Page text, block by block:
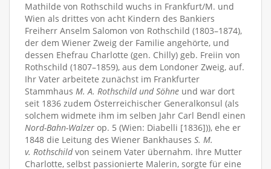
Mathilde von Rothschild wuchs in Frankfurt/M. und
Wien als drittes von acht Kindern des Bankiers
Freiherr Anselm Salomon von Rothschild (1803–1874),
der dem Wiener Zweig der Familie angehörte, und
dessen Ehefrau Charlotte (gen. Chilly) geb. Freiin von
Rothschild (1807–1859), aus dem Londoner Zweig, auf.
Ihr Vater arbeitete zunächst im Frankfurter
Stammhaus M. A. Rothschild und Söhne und war dort
seit 1836 zudem Österreichischer Generalkonsul (als
solchem widmete ihm im selben Jahr Carl Bendl einen
Nord-Bahn-Walzer op. 5 (Wien: Diabelli [1836])), ehe er
1848 die Leitung des Wiener Bankhauses S. M.
v. Rothschildvon seinem Vater übernahm. Ihre Mutter
Charlotte, selbst passionierte Malerin, sorgte für eine